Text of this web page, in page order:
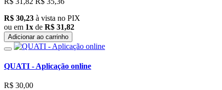
R$ 30,23 à vista no PIX
ou em 1x de R$ 31,82
Adicionar ao carrinho
QUATI - Aplicação online
R$ 30,00